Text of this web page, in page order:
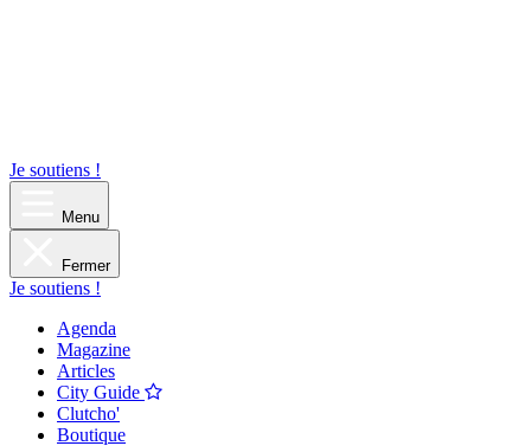
Je soutiens !
Menu
Fermer
Je soutiens !
Agenda
Magazine
Articles
City Guide
Clutcho'
Boutique